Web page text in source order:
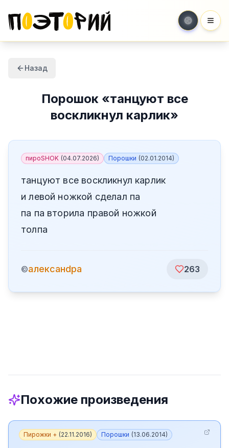
Назад
Порошок«танцуют все
воскликнул карлик»
пироSHOK (04.07.2026) Порошки (02.01.2014)
танцуют все воскликнул карлик
и левой ножкой сделал па
па па вторила правой ножкой
толпа
©алексанdра 263
Похожие произведения
Пирожки + (22.11.2016) Порошки (13.06.2014)